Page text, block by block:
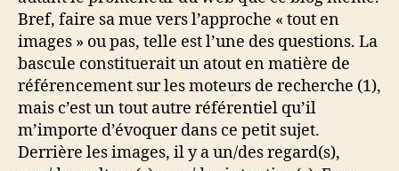
Bref, faire sa mue vers l’approche « tout en
images » ou pas, telle est l’une des questions. La
bascule constituerait un atout en matière de
référencement sur les moteurs de recherche (1),
mais c’est un tout autre référentiel qu’il
m’importe d’évoquer dans ce petit sujet.
Derrière les images, il y a un/des regard(s),